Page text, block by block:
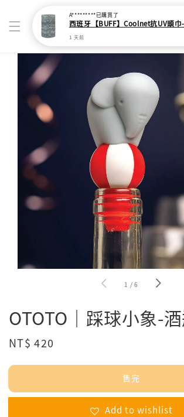
1 /6
OTOTO｜踩球小象-
Regular
NT$ 420
售完
Add to wishlist
A*********已購買了
1 天前